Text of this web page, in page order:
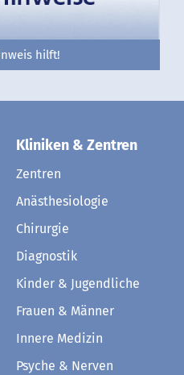
hilft!
Kliniken & Zentren
Zentren
Anästhesiologie
Chirurgie
Diagnostik
Kinder & Jugendliche
Frauen & Männer
Innere Medizin
Psyche & Nerven